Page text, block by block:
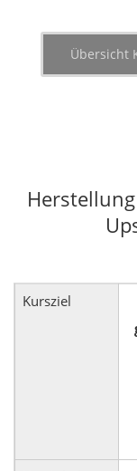
Übersicht
Kursziel